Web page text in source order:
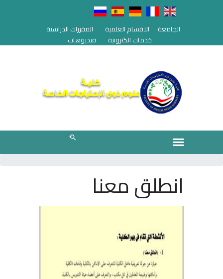
الجامعة الاقسام العلمية
المقررات الدراسية
خدمات الكترونية
فيديوهات
انطلق معنا